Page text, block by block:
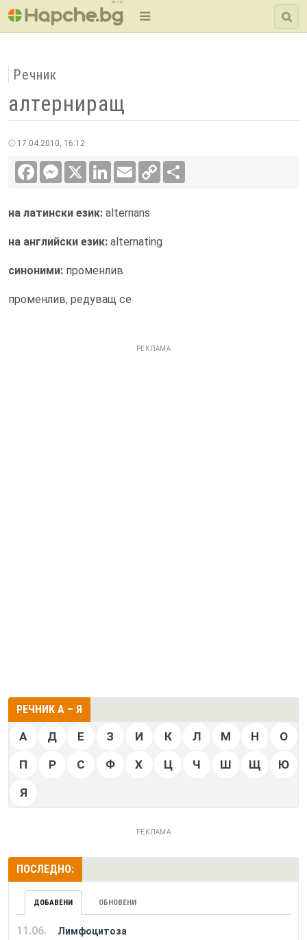
BETA
Речник
алтерниращ
17.04.2010, 16:12
FacebookMessenger LinkedInEmail
Copy
Link
на латински език: alternans
на английски език: alternating
синоними: променлив
променлив, редуващ се
РЕКЛАМА
РЕЧНИК А – Я
А Д Е З И К Л М Н О
П Р С Ф Х Ц Ч Ш Щ Ю
Я
РЕКЛАМА
ПОСЛЕДНО:
ДОБАВЕНИ ОБНОВЕНИ
11.06.
Лимфоцитоза